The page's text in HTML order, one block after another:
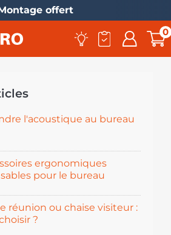
garanti 5 ans
0
l'acoustique au bureau
ergonomiques
pour le bureau
réunion ou chaise visiteur :
?